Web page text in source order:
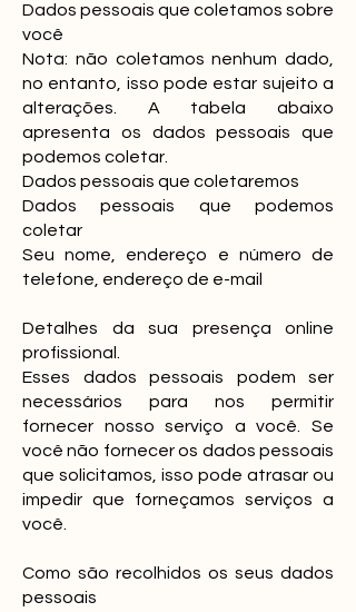
Dados pessoais que coletamos sobre
você
Nota: não coletamos nenhum dado,
no entanto, isso pode estar sujeito a
alterações. A tabela abaixo
apresenta os dados pessoais que
podemos coletar.
Dados pessoais que coletaremos
Dados pessoais que podemos
coletar
Seu nome, endereço e número de
telefone, endereço de e-mail
Detalhes da sua presença online
profissional.
Esses dados pessoais podem ser
necessários para nos permitir
fornecer nosso serviço a você. Se
você não fornecer os dados pessoais
que solicitamos, isso pode atrasar ou
impedir que forneçamos serviços a
você.
Como são recolhidos os seus dados
pessoais